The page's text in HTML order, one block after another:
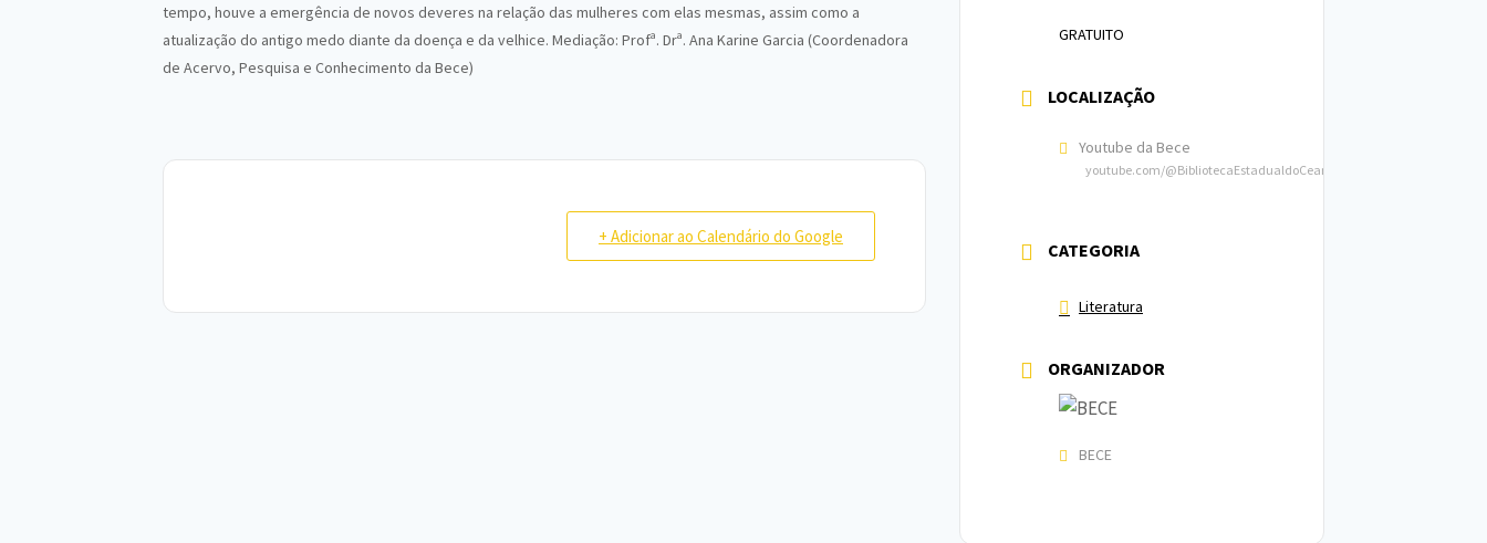
tempo, houve a emergência de novos deveres na relação das mulheres com elas mesmas, assim como a
atualização do antigo medo diante da doença e da velhice. Mediação: Profª. Drª. Ana Karine Garcia (Coordenadora
de Acervo, Pesquisa e Conhecimento da Bece)
+ Adicionar ao Calendário do Google
GRATUITO
LOCALIZAÇÃO
Youtube da Bece
youtube.com/@BibliotecaEstadualdoCeara
CATEGORIA
Literatura
ORGANIZADOR
BECE